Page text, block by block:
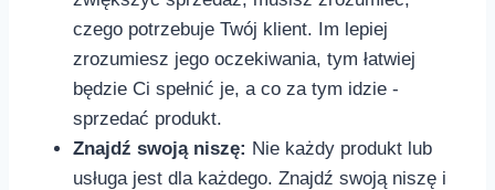
czego potrzebuje Twój klient. Im lepiej
zrozumiesz jego⁣ oczekiwania, tym łatwiej
⁣będzie Ci spełnić je, a co za tym idzie ⁢-
sprzedać produkt.
Znajdź swoją niszę: Nie każdy produkt ⁣lub
usługa ​jest dla każdego. Znajdź swoją niszę i